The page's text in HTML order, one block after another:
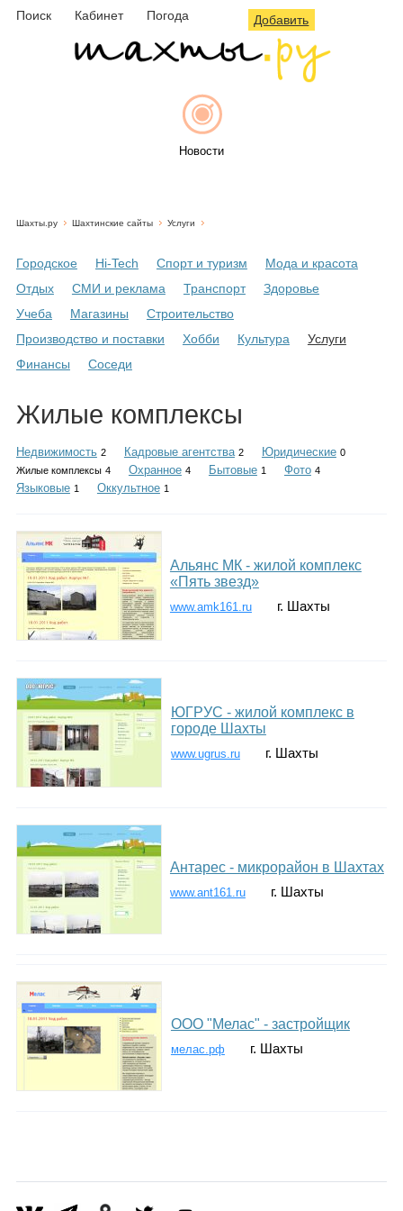
Поиск Кабинет Погода Добавить
Новости
Объявления
Каталог
Гороскоп
Фотогалерея
Шахты.ру Шахтинские сайты Услуги
Городское Hi-Tech Спорт и туризм
Мода и красота
Отдых
СМИ и реклама Транспорт
Здоровье
Учеба
Магазины
Строительство
Производство и поставки
Хобби Культура
Услуги
Финансы
Соседи
Жилые комплексы
Недвижимость 2 Кадровые агентства 2 Юридические 0
Жилые комплексы 4 Охранное 4 Бытовые 1 Фото 4
Языковые 1 Оккультное 1
Альянс МК - жилой комплекс
«Пять звезд»
www.amk161.ru г. Шахты
ЮГРУС - жилой комплекс в
городе Шахты
www.ugrus.ru г. Шахты
Антарес - микрорайон в Шахтах
www.ant161.ru г. Шахты
ООО "Мелас" - застройщик
мелас.рф г. Шахты